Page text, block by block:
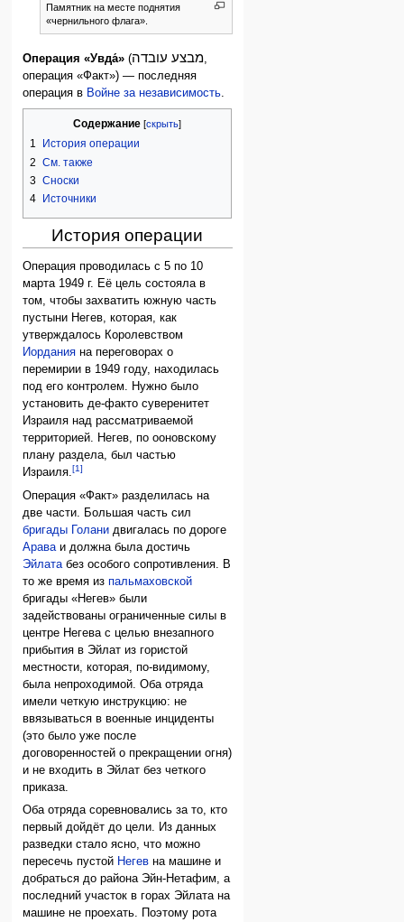
Памятник на месте поднятия
«чернильного флага».
Операция «Увда́» (מבצע עובדה,
операция «Факт») — последняя
операция в Войне за независимость.
Содержание
1
История операции
2 См. также
3 Сноски
4
Источники
История операции
Операция проводилась с 5 по 10
марта 1949 г. Её цель состояла в
том, чтобы захватить южную часть
пустыни Негев, которая, как
утверждалось Королевством
Иордания на переговорах о
перемирии в 1949 году, находилась
под его контролем. Нужно было
установить де-факто суверенитет
Израиля над рассматриваемой
территорией. Негев, по ооновскому
плану раздела, был частью
Израиля.[1]
Операция «Факт» разделилась на
две части. Большая часть сил
бригады Голани двигалась по дороге
Арава и должна была достичь
Эйлата без особого сопротивления. В
то же время изпальмаховской
бригады «Негев» были
задействованы ограниченные силы в
центре Негева с целью внезапного
прибытия в Эйлат из гористой
местности, которая, по-видимому,
была непроходимой. Оба отряда
имели четкую инструкцию: не
ввязываться в военные инциденты
(это было уже после
договоренностей о прекращении огня)
и не входить в Эйлат без четкого
приказа.
Оба отряда соревновались за то, кто
первый дойдёт до цели. Из данных
разведки стало ясно, что можно
пересечь пустой Негев на машине и
добраться до района Эйн-Нетафим, а
последний участок в горах Эйлата на
машине не проехать. Поэтому рота